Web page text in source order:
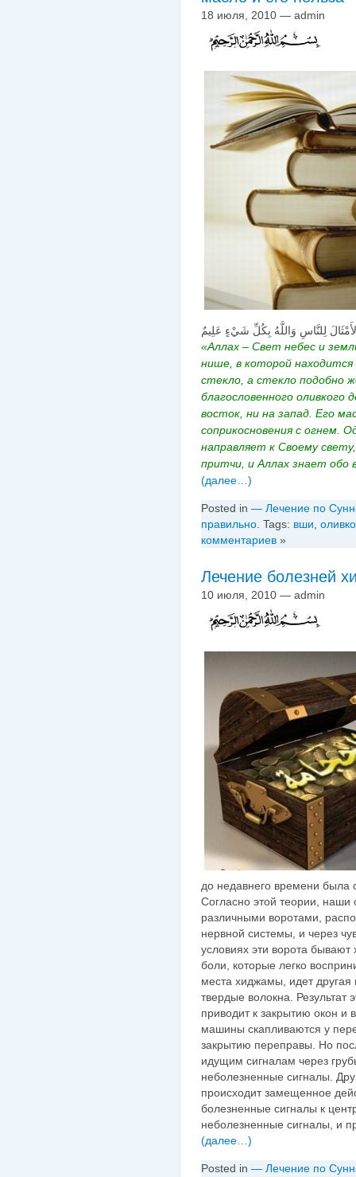
18 июля, 2010 — admin
لِلنَّاسِ وَاللَّهُ بِكُلِّ شَيْءٍ عَلِيمٌ
«Аллах – Свет небес и
нише, в которой находится
стекло, а стекло подобно
благословенного оливкого
восток, ни на запад. Его
соприкосновения с огнем.
направляет к Своему
притчи, и Аллах знает обо
(далее…)
Posted in — Лечение по
правильно . Tags: вши
комментариев »
Лечение болезней
10 июля, 2010 — admin
до недавнего времени была
Согласно этой теории,
различными воротами,
нервной системы, и через
условиях эти ворота
боли, которые легко
места хиджамы, идет другая
твердые волокна. Результат
приводит к закрытию окон и
машины скапливаются у
закрытию переправы. Но
идущим сигналам через
неболезненные сигналы.
происходит замещенное
болезненные сигналы к
неболезненные сигналы, и
(далее…)
Posted in — Лечение по